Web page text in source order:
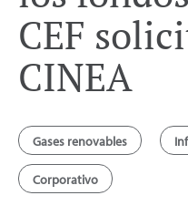
CEF
CINEA
Gases renovables
Corporativo